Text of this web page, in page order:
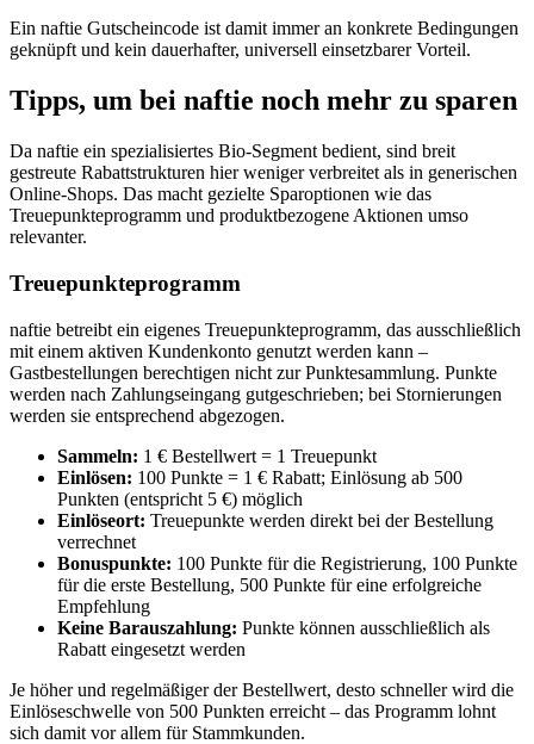
Ein naftie Gutscheincode ist damit immer an konkrete Bedingungen
geknüpft und kein dauerhafter, universell einsetzbarer Vorteil.
Tipps, um bei naftie noch mehr zu sparen
Da naftie ein spezialisiertes Bio-Segment bedient, sind breit
gestreute Rabattstrukturen hier weniger verbreitet als in generischen
Online-Shops. Das macht gezielte Sparoptionen wie das
Treuepunkteprogramm und produktbezogene Aktionen umso
relevanter.
Treuepunkteprogramm
naftie betreibt ein eigenes Treuepunkteprogramm, das ausschließlich
mit einem aktiven Kundenkonto genutzt werden kann –
Gastbestellungen berechtigen nicht zur Punktesammlung. Punkte
werden nach Zahlungseingang gutgeschrieben; bei Stornierungen
werden sie entsprechend abgezogen.
Sammeln: 1 € Bestellwert = 1 Treuepunkt
Einlösen: 100 Punkte = 1 € Rabatt; Einlösung ab 500
Punkten (entspricht 5 €) möglich
Einlöseort: Treuepunkte werden direkt bei der Bestellung
verrechnet
Bonuspunkte: 100 Punkte für die Registrierung, 100 Punkte
für die erste Bestellung, 500 Punkte für eine erfolgreiche
Empfehlung
Keine Barauszahlung: Punkte können ausschließlich als
Rabatt eingesetzt werden
Je höher und regelmäßiger der Bestellwert, desto schneller wird die
Einlöseschwelle von 500 Punkten erreicht – das Programm lohnt
sich damit vor allem für Stammkunden.